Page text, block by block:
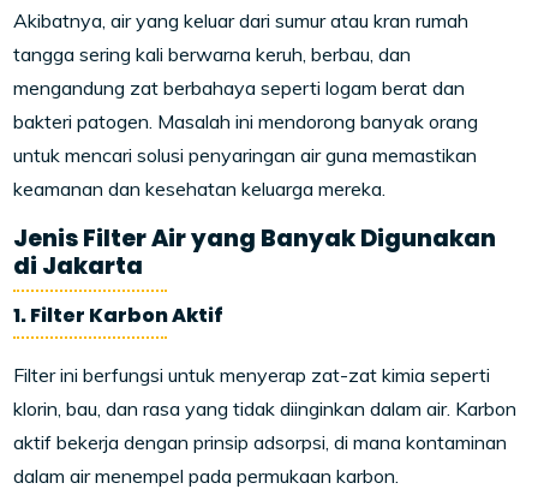
Akibatnya, air yang keluar dari sumur atau kran rumah
tangga sering kali berwarna keruh, berbau, dan
mengandung zat berbahaya seperti logam berat dan
bakteri patogen. Masalah ini mendorong banyak orang
untuk mencari solusi penyaringan air guna memastikan
keamanan dan kesehatan keluarga mereka.
Jenis Filter Air yang Banyak Digunakan
di Jakarta
1. Filter Karbon Aktif
Filter ini berfungsi untuk menyerap zat-zat kimia seperti
klorin, bau, dan rasa yang tidak diinginkan dalam air. Karbon
aktif bekerja dengan prinsip adsorpsi, di mana kontaminan
dalam air menempel pada permukaan karbon.